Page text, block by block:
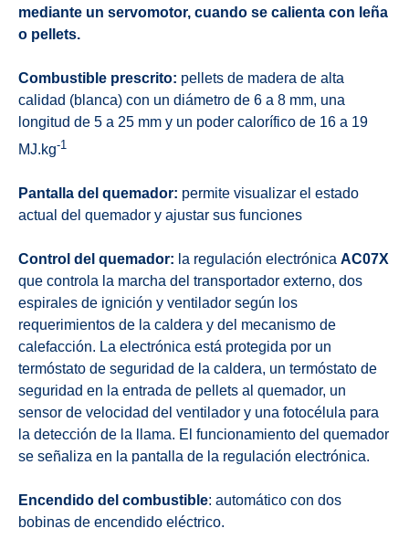
mediante un servomotor, cuando se calienta con leña
o pellets.
Combustible prescrito: pellets de madera de alta
calidad (blanca) con un diámetro de 6 a 8 mm, una
longitud de 5 a 25 mm y un poder calorífico de 16 a 19
MJ.kg-1
Pantalla del quemador: permite visualizar el estado
actual del quemador y ajustar sus funciones
Control del quemador: la regulación electrónica AC07X
que controla la marcha del transportador externo, dos
espirales de ignición y ventilador según los
requerimientos de la caldera y del mecanismo de
calefacción. La electrónica está protegida por un
termóstato de seguridad de la caldera, un termóstato de
seguridad en la entrada de pellets al quemador, un
sensor de velocidad del ventilador y una fotocélula para
la detección de la llama. El funcionamiento del quemador
se señaliza en la pantalla de la regulación electrónica.
Encendido del combustible: automático con dos
bobinas de encendido eléctrico.